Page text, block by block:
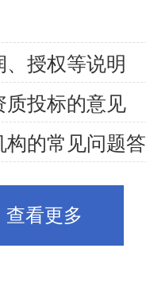
授权等说明
质投标的意见
构的常见问题
查看更多